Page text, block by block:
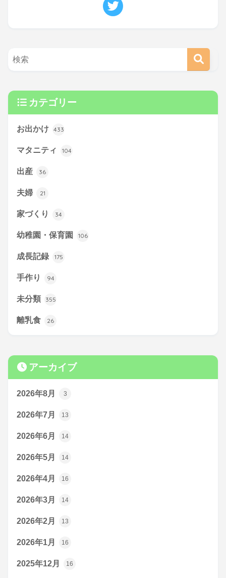
カテゴリー
お出かけ 433
マタニティ 104
出産 36
夫婦 21
家づくり 34
幼稚園・保育園 106
成長記録 175
手作り 94
未分類 355
離乳食 26
アーカイブ
2026年8月 3
2026年7月 13
2026年6月 14
2026年5月 14
2026年4月 16
2026年3月 14
2026年2月 13
2026年1月 16
2025年12月 16